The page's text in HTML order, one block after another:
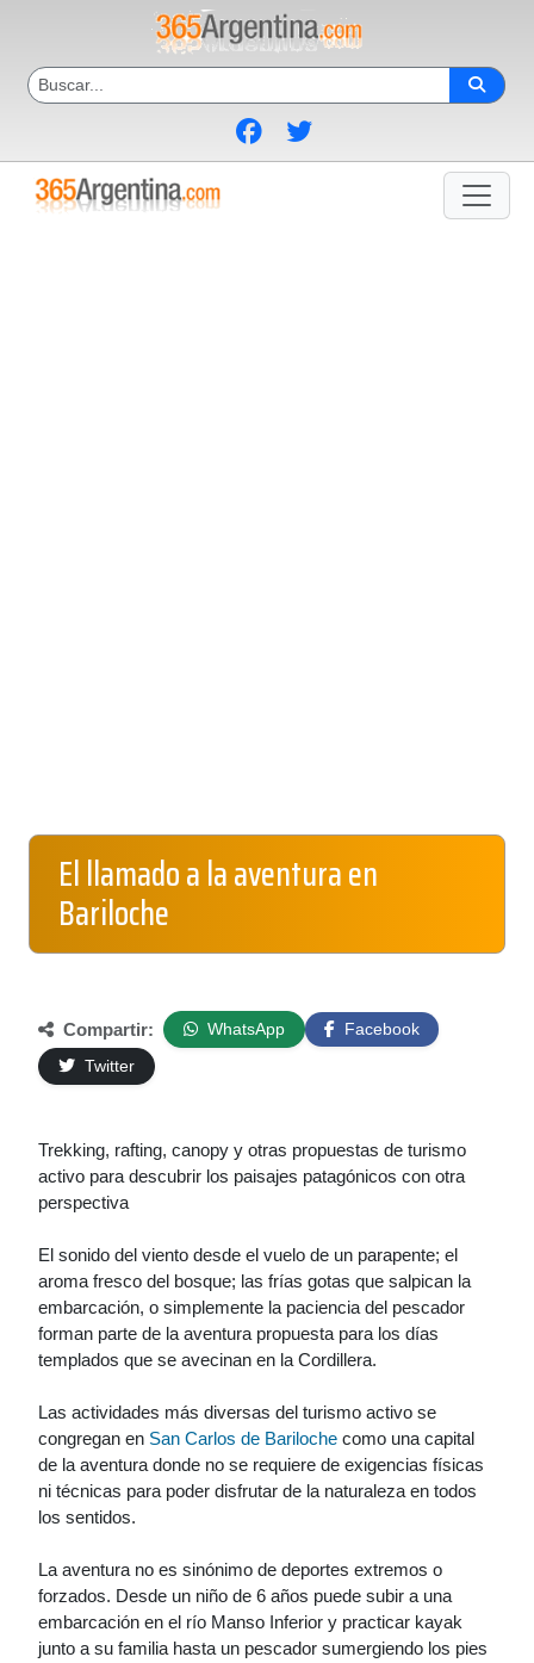
El llamado a la aventura en
Bariloche
Compartir: WhatsApp
Facebook
Twitter
Trekking, rafting, canopy y otras propuestas de turismo
activo para descubrir los paisajes patagónicos con otra
perspectiva
El sonido del viento desde el vuelo de un parapente; el
aroma fresco del bosque; las frías gotas que salpican la
embarcación, o simplemente la paciencia del pescador
forman parte de la aventura propuesta para los días
templados que se avecinan en la Cordillera.
Las actividades más diversas del turismo activo se
congregan en San Carlos de Bariloche como una capital
de la aventura donde no se requiere de exigencias físicas
ni técnicas para poder disfrutar de la naturaleza en todos
los sentidos.
La aventura no es sinónimo de deportes extremos o
forzados. Desde un niño de 6 años puede subir a una
embarcación en el río Manso Inferior y practicar kayak
junto a su familia hasta un pescador sumergiendo los pies